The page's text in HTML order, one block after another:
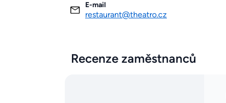
E-mail
restaurant@theatro.cz
Recenze zaměstnanců